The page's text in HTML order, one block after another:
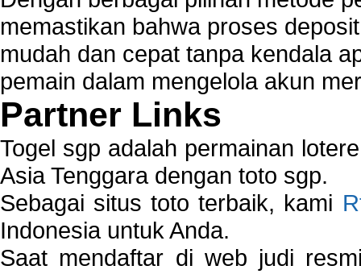
memastikan bahwa proses
mudah dan cepat tanpa kendala
pemain dalam mengelola akun
Partner Links
Togel sgp adalah permainan
Asia Tenggara dengan toto sgp.
Sebagai situs toto terbaik, kami
Indonesia untuk Anda.
Saat mendaftar di web judi